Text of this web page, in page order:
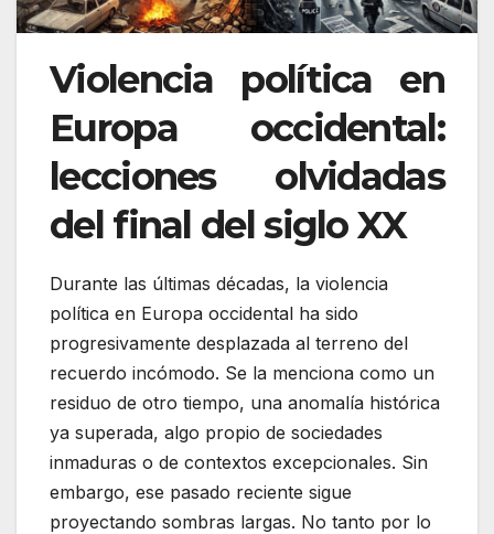
Violencia política en
Europa occidental:
lecciones olvidadas
del final del siglo XX
Durante las últimas décadas, la violencia
política en Europa occidental ha sido
progresivamente desplazada al terreno del
recuerdo incómodo. Se la menciona como un
residuo de otro tiempo, una anomalía histórica
ya superada, algo propio de sociedades
inmaduras o de contextos excepcionales. Sin
embargo, ese pasado reciente sigue
proyectando sombras largas. No tanto por lo